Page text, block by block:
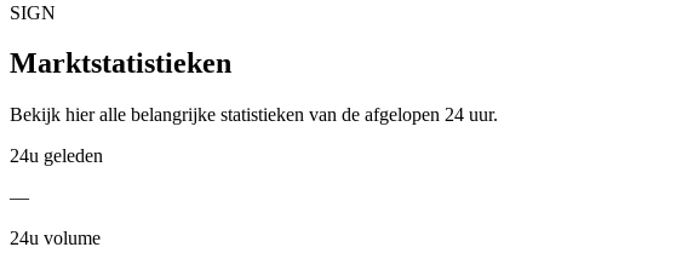
SIGN
Marktstatistieken
Bekijk hier alle belangrijke statistieken van de afgelopen 24 uur.
24u geleden
—
24u volume